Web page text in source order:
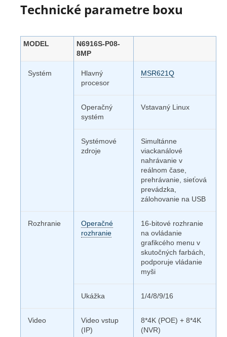
Technické parametre boxu
MODEL
N6916S-P08-
8MP
Systém
Hlavný
procesor
MSR621Q
Operačný
systém
Vstavaný Linux
Systémové
zdroje
Simultánne
viackanálové
nahrávanie v
reálnom čase,
prehrávanie, sieťová
prevádzka,
zálohovanie na USB
Rozhranie
Operačné
rozhranie
16-bitové rozhranie
na ovládanie
grafikcého menu v
skutočných farbách,
podporuje vládanie
myši
Ukážka 1/4/8/9/16
Video
Video vstup
(IP)
8*4K (POE) + 8*4K
(NVR)